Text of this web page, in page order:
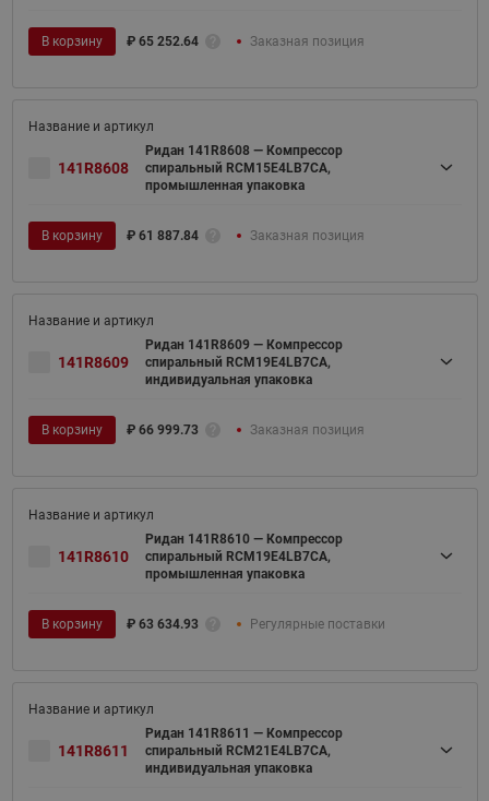
В корзину ₽ 65 252.64 Заказная позиция
141R8608
Ридан 141R8608 — Компрессор
спиральный RCM15E4LB7CA,
промышленная упаковка
В корзину ₽ 61 887.84 Заказная позиция
141R8609
Ридан 141R8609 — Компрессор
спиральный RCM19E4LB7CA,
индивидуальная упаковка
В корзину ₽ 66 999.73 Заказная позиция
141R8610
Ридан 141R8610 — Компрессор
спиральный RCM19E4LB7CA,
промышленная упаковка
В корзину ₽ 63 634.93 Регулярные поставки
141R8611
Ридан 141R8611 — Компрессор
спиральный RCM21E4LB7CA,
индивидуальная упаковка